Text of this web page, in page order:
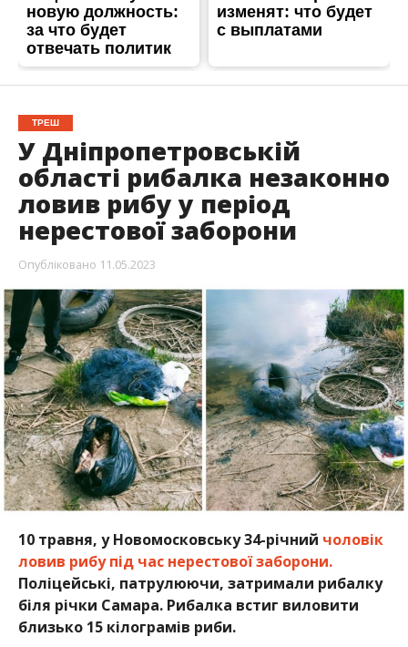
ТРЕШ
У Дніпропетровській
області рибалка незаконно
ловив рибу у період
нерестової заборони
Опубліковано 11.05.2023
10 травня, у Новомосковську 34-річний чоловік
ловив рибу під час нерестової заборони.
Поліцейські, патрулюючи, затримали рибалку
біля річки Самара. Рибалка встиг виловити
близько 15 кілограмів риби.